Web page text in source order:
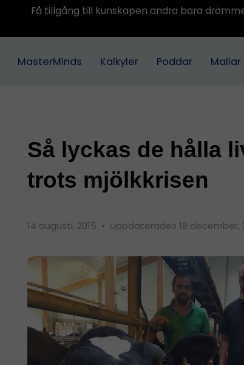
Få tillgång till kunskapen andra bara
MasterMinds Kalkyler Poddar Mallar
Så lyckas de hålla
trots mjölkkrisen
14 augusti, 2015 • Uppdaterades 18 december,